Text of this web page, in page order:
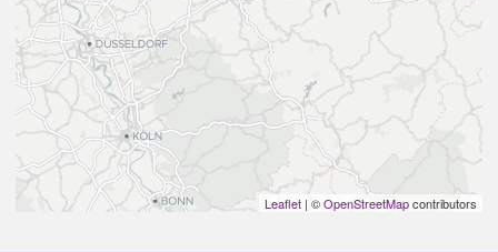
Leaflet | ©OpenStreetMapcontributors